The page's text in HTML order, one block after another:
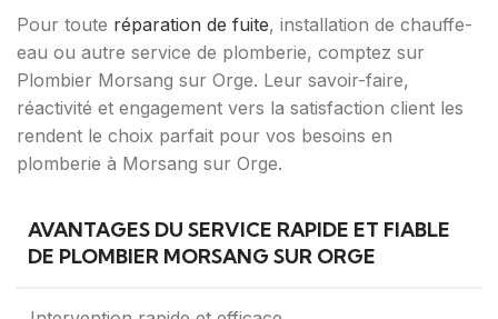
Pour toute réparation de fuite, installation de chauffe-
eau ou autre service de plomberie, comptez sur
Plombier Morsang sur Orge. Leur savoir-faire,
réactivité et engagement vers la satisfaction client les
rendent le choix parfait pour vos besoins en
plomberie à Morsang sur Orge.
AVANTAGES DU SERVICE RAPIDE ET FIABLE
DE PLOMBIER MORSANG SUR ORGE